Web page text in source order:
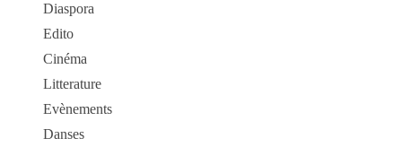
Diaspora
Edito
Cinéma
Litterature
Evènements
Danses